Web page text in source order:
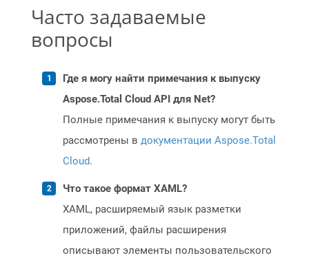
Часто задаваемые
вопросы
Где я могу найти примечания к выпуску
Aspose.Total Cloud API для Net?
Полные примечания к выпуску могут быть
рассмотрены в документации Aspose.Total
Cloud.
Что такое формат XAML?
XAML, расширяемый язык разметки
приложений, файлы расширения
описывают элементы пользовательского